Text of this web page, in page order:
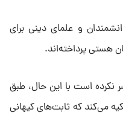
و علمای دینی برای
هستی پرداخته‌اند.
نکرده است با این حال، طبق
می‌کند که ثابت‌های کیهانی